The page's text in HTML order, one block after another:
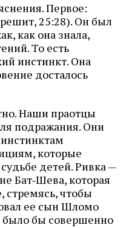
Первое:
25:28). Он был
как она знала,
То есть
инстинкт. Она
досталось
Наши праотцы
подражания. Они
которые
детей. Ривка —
Бат‑Шева, которая
стремясь, чтобы
ее сын Шломо
было бы совершенно